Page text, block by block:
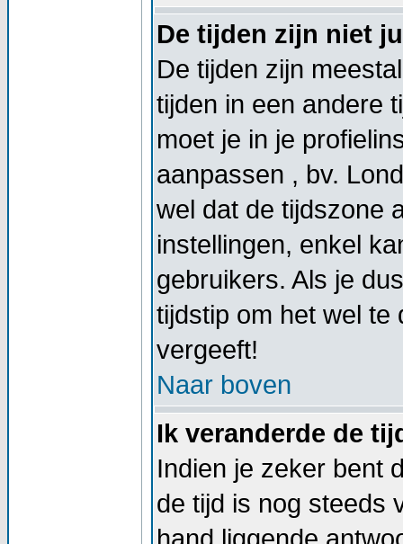
De tijden zijn niet
De tijden zijn
tijden in een andere
moet je in je
aanpassen , bv.
wel dat de tijdszone
instellingen, enkel
gebruikers. Als je
tijdstip om het wel te
vergeeft!
Naar boven
Ik veranderde de
Indien je zeker bent
de tijd is nog steeds